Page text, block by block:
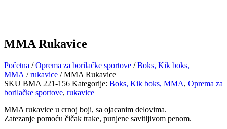
MMA Rukavice
Početna /Oprema za borilačke sportove /Boks, Kik boks,
MMA /rukavice / MMA Rukavice
SKU BMA 221-156 Kategorije: Boks, Kik boks, MMA, Oprema za
borilačke sportove, rukavice
MMA rukavice u crnoj boji, sa ojacanim delovima.
Zatezanje pomoću čičak trake, punjene savitljivom penom.